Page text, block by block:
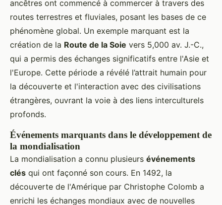
ancêtres ont commencé à commercer à travers des
routes terrestres et fluviales, posant les bases de ce
phénomène global. Un exemple marquant est la
création de la Route de la Soie vers 5,000 av. J.-C.,
qui a permis des échanges significatifs entre l'Asie et
l'Europe. Cette période a révélé l’attrait humain pour
la découverte et l'interaction avec des civilisations
étrangères, ouvrant la voie à des liens interculturels
profonds.
Événements marquants dans le développement de
la mondialisation
La mondialisation a connu plusieurs événements
clés qui ont façonné son cours. En 1492, la
découverte de l'Amérique par Christophe Colomb a
enrichi les échanges mondiaux avec de nouvelles